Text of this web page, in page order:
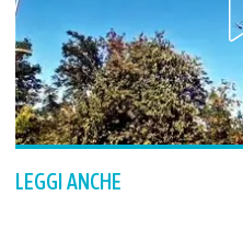
LEGGI ANCHE